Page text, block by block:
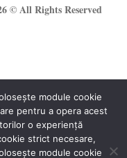
© All Rights Reserved
al USM®
module cookie
pentru a opera acest
o experiență
strict necesare,
module cookie